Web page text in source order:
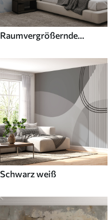
Raumvergrößernde
Schwarz weiß